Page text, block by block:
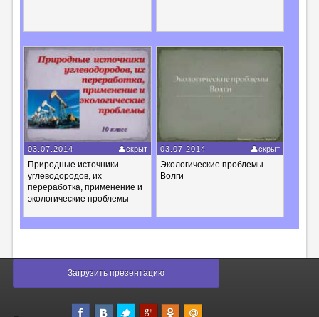
03.07.2014 скрыт
Природные источники
углеводородов, их
переработка, применение и
экологические проблемы
03.07.2014 скрыт
Экологические проблемы
Волги
Загрузить презентацию